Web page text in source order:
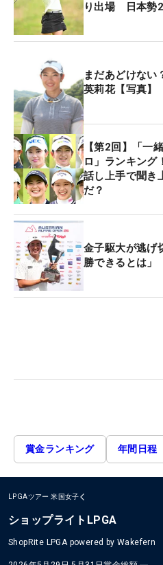
り出場 日本勢
まだあどけな
英莉花【写真】
【第2回】「一
ロ」ランキン
話し上手で聞き
だ？
金子駆大が逃げ
勝できるとは
賞金ランキング 年間日程
LPGAツアー 米国女子
ショップライトLPGA
ShopRite LPGA powered by Wakefern